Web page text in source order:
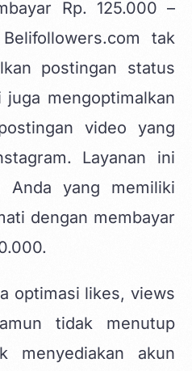
Rp. 125.000 –
tak
postingan status
mengoptimalkan
video yang
Layanan ini
Anda yang memiliki
dengan membayar
optimasi likes, views
tidak menutup
menyediakan akun